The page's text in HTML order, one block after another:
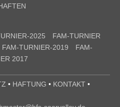
2025
FAM-TURNIER
FAM-TURNIER-2019
FAM-
2017
• HAFTUNG • KONTAKT •